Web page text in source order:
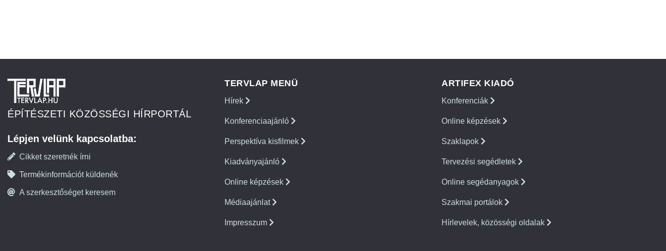
ÉPÍTÉSZETI KÖZÖSSÉGI HÍRPORTÁL
Lépjen velünk kapcsolatba:
Cikket szeretnék írni
Termékinformációt küldenék
A szerkesztőséget keresem
TERVLAP MENÜ
Hírek
Konferenciaajánló
Perspektíva kisfilmek
Kiadványajánló
Online képzések
Médiaajánlat
Impresszum
ARTIFEX KIADÓ
Konferenciák
Online képzések
Szaklapok
Tervezési segédletek
Online segédanyagok
Szakmai portálok
Hírlevelek, közösségi oldalak